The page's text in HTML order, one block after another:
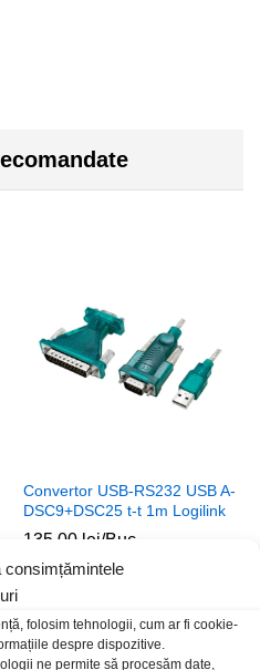
consimțămintele
folosim tehnologii, cum ar fi cookie-
despre dispozitive.
ne permite să procesăm date,
Convertor USB-RS232 USB A-
DSC9+DSC25 t-t 1m Logilink
135,00 lei/Buc